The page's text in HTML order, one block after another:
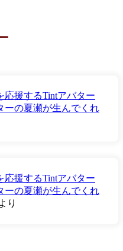
応援するTintアバター
ーの夏瀬が生んでくれ
応援するTintアバター
ーの夏瀬が生んでくれ
り